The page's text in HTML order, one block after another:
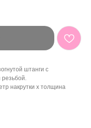
штанги с
резьбой.
накрутки х толщина